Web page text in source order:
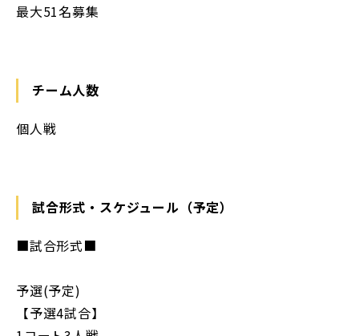
最大51名募集
チーム人数
個人戦
試合形式・スケジュール（予定）
■試合形式■
予選(予定)
【予選4試合】